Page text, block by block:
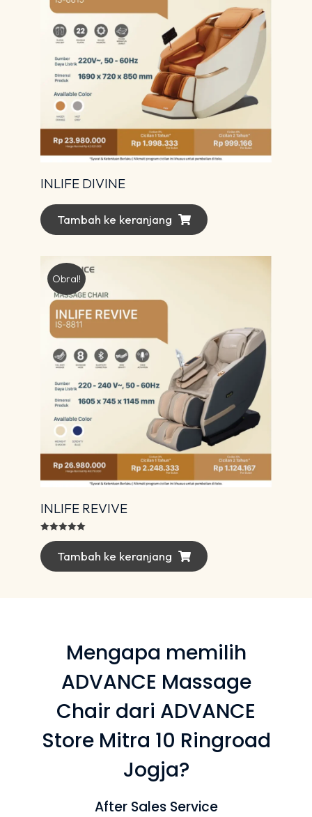
INLIFE DIVINE
Tambah ke keranjang
Obral!
INLIFE REVIVE
dari 5
Tambah ke keranjang
Mengapa memilih
ADVANCE Massage
Chair dari ADVANCE
Store Mitra 10 Ringroad
Jogja?
After Sales Service